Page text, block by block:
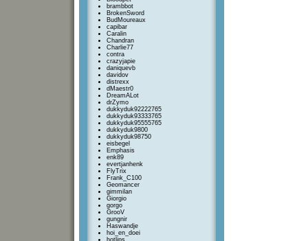
brambbot
BrokenSword
BudMoureaux
capibar
Caralin
Chandran
Charlie77
contra
crazyjapie
daniquevb
davidov
distrexx
dMaestr0
DreamALot
drZymo
dukkyduk92222765
dukkyduk93333765
dukkyduk95555765
dukkyduk9800
dukkyduk98750
eisbegel
Emphasis
enk89
evertjanhenk
FlyTrix
Frank_C100
Geomancer
gimmilan
Giorgio
gorgo
GrooV
gungnir
Haswandje
hoi_en_doei
hotlips